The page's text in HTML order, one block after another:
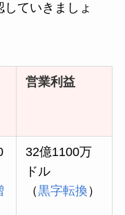
していきましょ
営業利益
32億1100万
ドル
（黒字転換 ）